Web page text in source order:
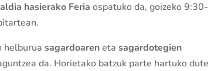
hasierako Feria ospatuko da, goizeko 9:30-
helburuasagardoarenetasagardotegien
da. Horietako batzuk parte hartuko dute